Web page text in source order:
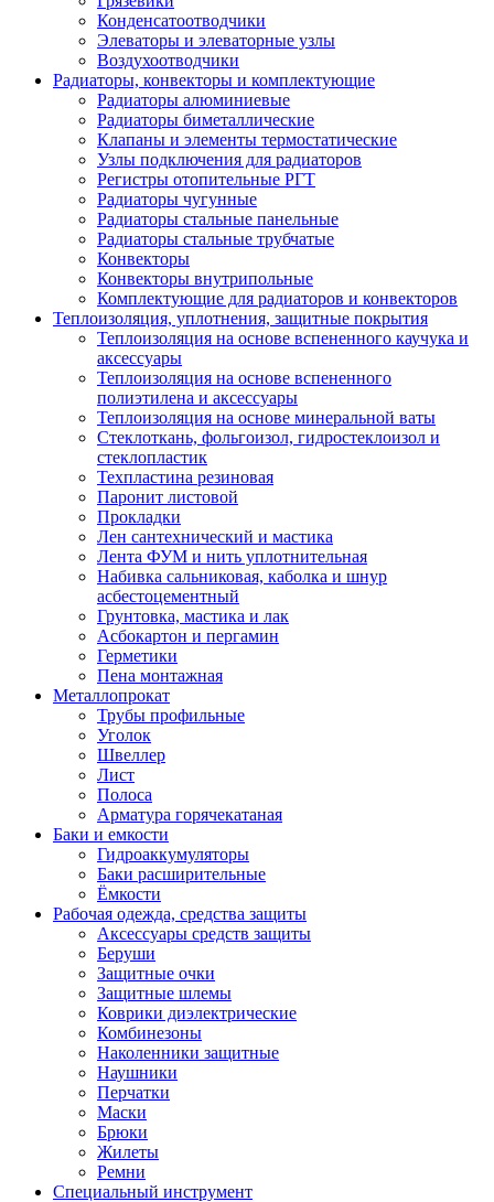
Конденсатоотводчики
Элеваторы и элеваторные узлы
Воздухоотводчики
Радиаторы, конвекторы и комплектующие
Радиаторы алюминиевые
Радиаторы биметаллические
Клапаны и элементы термостатические
Узлы подключения для радиаторов
Регистры отопительные РГТ
Радиаторы чугунные
Радиаторы стальные панельные
Радиаторы стальные трубчатые
Конвекторы
Конвекторы внутрипольные
Комплектующие для радиаторов и конвекторов
Теплоизоляция, уплотнения, защитные покрытия
Теплоизоляция на основе вспененного каучука и
аксессуары
Теплоизоляция на основе вспененного
полиэтилена и аксессуары
Теплоизоляция на основе минеральной ваты
Стеклоткань, фольгоизол, гидростеклоизол и
стеклопластик
Техпластина резиновая
Паронит листовой
Прокладки
Лен сантехнический и мастика
Лента ФУМ и нить уплотнительная
Набивка сальниковая, каболка и шнур
асбестоцементный
Грунтовка, мастика и лак
Асбокартон и пергамин
Герметики
Пена монтажная
Металлопрокат
Трубы профильные
Уголок
Швеллер
Лист
Полоса
Арматура горячекатаная
Баки и емкости
Гидроаккумуляторы
Баки расширительные
Ёмкости
Рабочая одежда, средства защиты
Аксессуары средств защиты
Беруши
Защитные очки
Защитные шлемы
Коврики диэлектрические
Комбинезоны
Наколенники защитные
Наушники
Перчатки
Маски
Брюки
Жилеты
Ремни
Специальный инструмент